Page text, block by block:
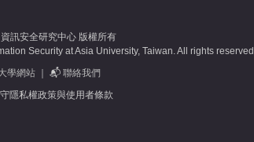
訊安全研究中心 版權所有
Security at Asia University, Taiwan. All rights reserved.
學網站 ｜ 📬 聯絡我們
守隱私權政策與使用者條款